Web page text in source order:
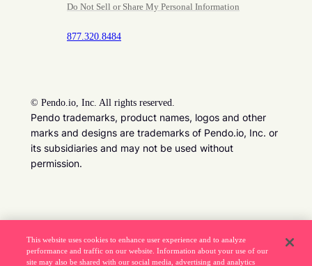
Do Not Sell or Share My Personal Information
877.320.8484
© Pendo.io, Inc. All rights reserved.
Pendo trademarks, product names, logos and other
marks and designs are trademarks of Pendo.io, Inc. or
its subsidiaries and may not be used without
permission.
This website uses cookies to enhance user experience and to analyze
performance and traffic on our website. Information about your use of our
site may also be shared with our social media, advertising and analytics